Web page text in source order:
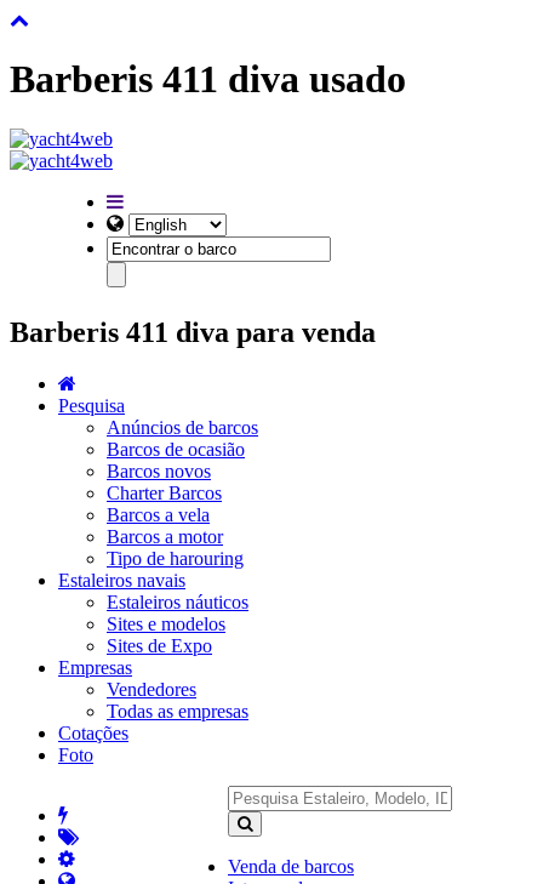
Barberis 411 diva usado
Barberis 411 diva para venda
Pesquisa
Anúncios de barcos
Barcos de ocasião
Barcos novos
Charter Barcos
Barcos a vela
Barcos a motor
Tipo de harouring
Estaleiros navais
Estaleiros náuticos
Sites e modelos
Sites de Expo
Empresas
Vendedores
Todas as empresas
Cotações
Foto
Venda de barcos